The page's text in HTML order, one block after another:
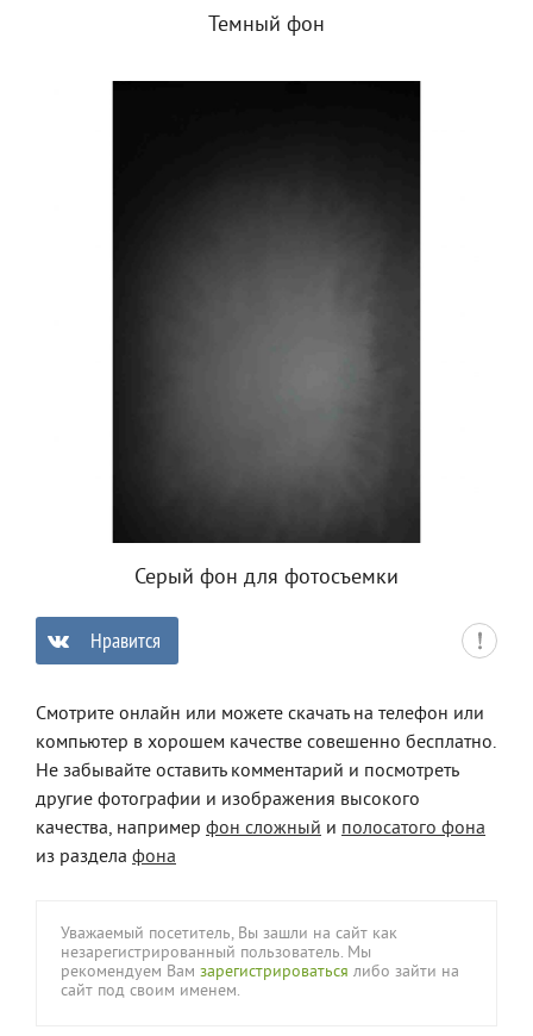
Темный фон
Серый фон для фотосъемки
Нравится
Смотрите онлайн или можете скачать на телефон или
компьютер в хорошем качестве совешенно бесплатно.
Не забывайте оставить комментарий и посмотреть
другие фотографии и изображения высокого
качества, например фон сложный и полосатого фона
из раздела фона
Уважаемый посетитель, Вы зашли на сайт как
незарегистрированный пользователь. Мы
рекомендуем Вам зарегистрироваться либо зайти на
сайт под своим именем.